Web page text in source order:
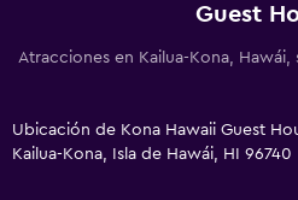
Guest
Atracciones en Kailua-Kona,
Ubicación de Kona Hawaii Guest
Kailua-Kona, Isla de Hawái, HI 96740